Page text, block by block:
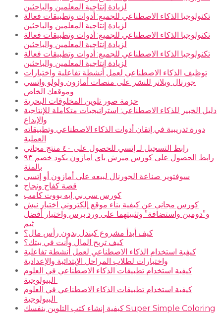
لزيادة إنتاجية المعلمين والباحثين
تكنولوجيا الذكاء الاصطناعي للجميع: أدوات وتطبيقات فعالة
لزيادة إنتاجية المعلمين والباحثين
تكنولوجيا الذكاء الاصطناعي للجميع: أدوات وتطبيقات فعالة
لزيادة إنتاجية المعلمين والباحثين
تكنولوجيا الذكاء الاصطناعي للجميع: أدوات وتطبيقات فعالة
لزيادة إنتاجية المعلمين والباحثين
توظيف الذكاء الاصطناعي لعمل أنشطة تفاعلية واختبارات
جورنال وبلانر للنشر على منصات أمازون ولولو وإتسي
وموقعك الخاص
حزمة صور تلوين المخلوقات البحرية
دليل الخبير للذكاء الاصطناعي: استراتيجيات متكاملة للإنتاجية
والإبداع
دورة تدريبية في إتقان أدوات الذكاء الاصطناعي وتطبيقاته
العملية
رابط التسجيل لـ إتسي للحصول على ٤٠ منتج مجاني
رابط الحصول على كورس ميرش باي امازون بكود خصم ٩٣
بالمئة
سوفتوير صناعة الجورنال لبيعه على أمازون أو إتسي
قصة كفاح ونجاح
كورس سي بي إيه بووت كامب
كورس مجاني عن كيفية بناء موقع إلكتروني اختيار نيش
و”دومين واستضافة” وتثبيتهما على ورد برس واختيار أفضل
ثيم
كيف أبدأ مشروع كيندل بدون رأس مال؟
كيف تربح المال وأنت في بيتك؟
كيفية استخدام الذكاء الاصطناعي لعمل أنشطة تفاعلية
واختبارات لطلاب المراحل الإبتدائية والإعدادية
كيفية استخدام تطبيقات الذكاء الاصطناعي في العلوم
كيفية استخدام تطبيقات الذكاء الاصطناعي في العلوم
كيفية إنشاء كتب التلوين بنفسك Super Simple Coloring